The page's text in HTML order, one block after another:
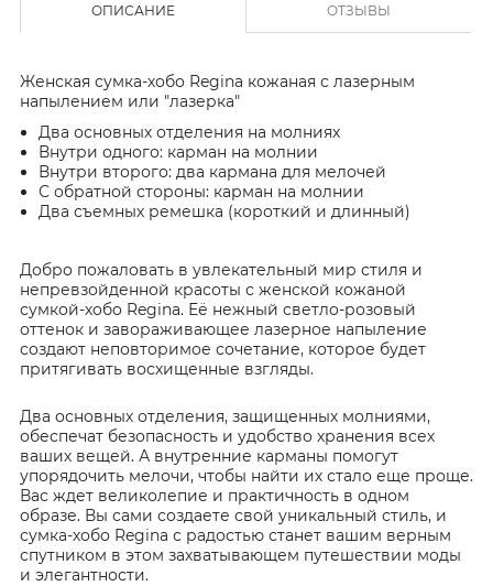
ОПИСАНИЕ ОТЗЫВЫ
Женская сумка-хобо Regina кожаная с лазерным
напылением или "лазерка"
Два основных отделения на молниях
Внутри одного: карман на молнии
Внутри второго: два кармана для мелочей
С обратной стороны: карман на молнии
Два съемных ремешка (короткий и длинный)
Добро пожаловать в увлекательный мир стиля и
непревзойденной красоты с женской кожаной
сумкой-хобо Regina. Её нежный светло-розовый
оттенок и завораживающее лазерное напыление
создают неповторимое сочетание, которое будет
притягивать восхищенные взгляды.
Два основных отделения, защищенных молниями,
обеспечат безопасность и удобство хранения всех
ваших вещей. А внутренние карманы помогут
упорядочить мелочи, чтобы найти их стало еще проще.
Вас ждет великолепие и практичность в одном
образе. Вы сами создаете свой уникальный стиль, и
сумка-хобо Regina с радостью станет вашим верным
спутником в этом захватывающем путешествии моды
и элегантности.